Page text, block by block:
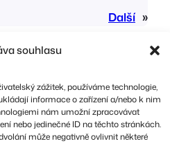
souhlasu
zážitek, používáme technologie,
informace o zařízení a/nebo k nim
nám umožní zpracovávat
nebo jedinečné ID na těchto stránkách.
může negativně ovlivnit některé
Další »
Všechna práva